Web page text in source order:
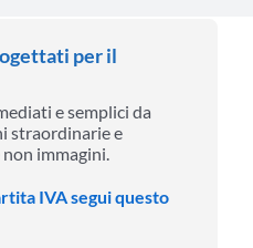
per il
e semplici da
straordinarie e
immagini.
IVA segui questo